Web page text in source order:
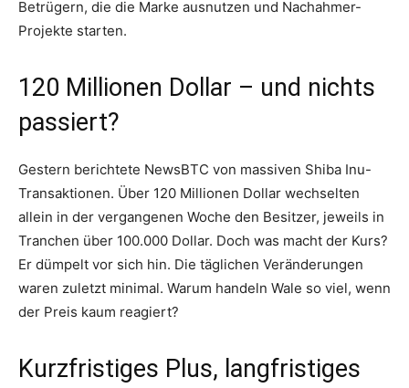
Betrügern, die die Marke ausnutzen und Nachahmer-
Projekte starten.
120 Millionen Dollar – und nichts
passiert?
Gestern berichtete NewsBTC von massiven Shiba Inu-
Transaktionen. Über 120 Millionen Dollar wechselten
allein in der vergangenen Woche den Besitzer, jeweils in
Tranchen über 100.000 Dollar. Doch was macht der Kurs?
Er dümpelt vor sich hin. Die täglichen Veränderungen
waren zuletzt minimal. Warum handeln Wale so viel, wenn
der Preis kaum reagiert?
Kurzfristiges Plus, langfristiges